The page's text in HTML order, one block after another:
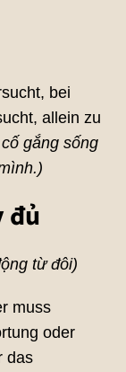
bei
allein zu
gắng sống
đủ
từ đôi)
muss
oder
das